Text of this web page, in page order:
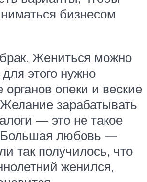
бизнесом
Жениться можно
этого нужно
опеки и веские
зарабатывать
— это не такое
Большая любовь —
так получилось, что
женился,